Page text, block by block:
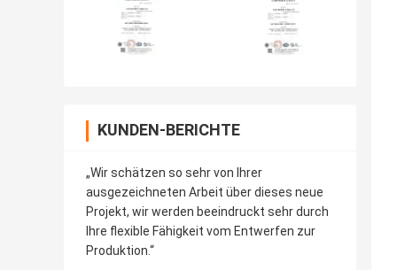
KUNDEN-BERICHTE
„Wir schätzen so sehr von Ihrer
ausgezeichneten Arbeit über dieses neue
Projekt, wir werden beeindruckt sehr durch
Ihre flexible Fähigkeit vom Entwerfen zur
Produktion.“